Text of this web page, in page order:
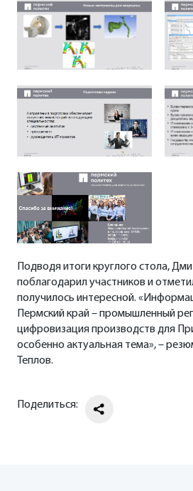
Подводя итоги круглого стола,
поблагодарил участников и
получилось интересной.
Пермский край – промышленный
цифровизация производств для
особенно актуальная тема», –
Теплов.
Поделиться: